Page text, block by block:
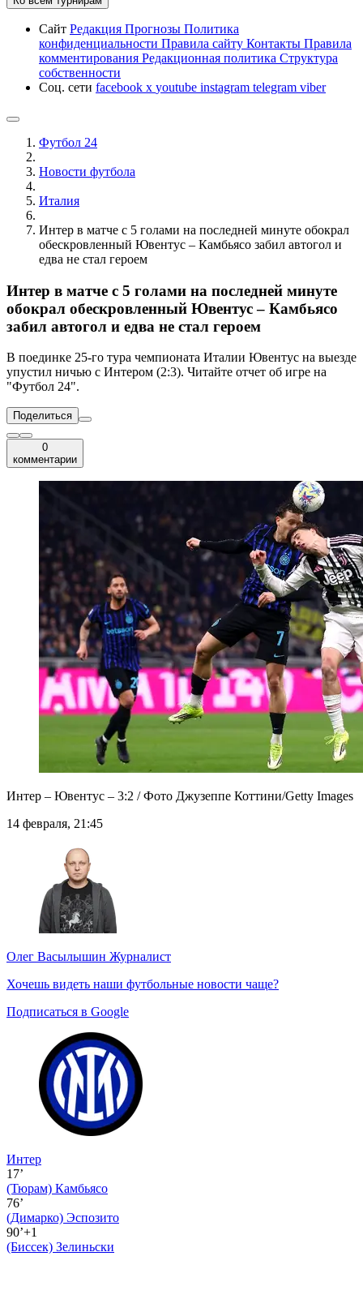
Сайт Редакция Прогнозы Политика
конфиденциальности Правила сайту Контакты Правила
комментирования Редакционная политика Структура
собственности
Соц. сети facebook x youtube instagram telegram viber
Футбол 24
Новости футбола
Италия
Интер в матче с 5 голами на последней минуте обокрал
обескровленный Ювентус – Камбьясо забил автогол и
едва не стал героем
Интер в матче с 5 голами на последней минуте
обокрал обескровленный Ювентус – Камбьясо
забил автогол и едва не стал героем
В поединке 25-го тура чемпионата Италии Ювентус на выезде
упустил ничью с Интером (2:3). Читайте отчет об игре на
"Футбол 24".
Поделиться
0
комментарии
Интер – Ювентус – 3:2 / Фото Джузеппе Коттини/Getty Images
14 февраля, 21:45
Олег Васылышин Журналист
Хочешь видеть наши футбольные новости чаще?
Подписаться в Google
Интер
17’
(Тюрам) Камбьясо
76’
(Димарко) Эспозито
90’+1
(Биссек) Зелиньски